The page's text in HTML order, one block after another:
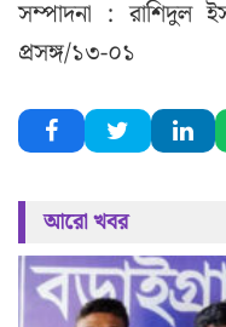
সম্পাদনা : রাশিদুল
প্রসঙ্গ/১৩-০১
আরো খবর